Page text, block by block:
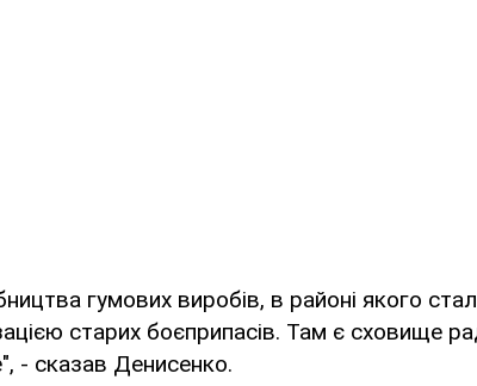
гумових виробів, в районі якого
старих боєприпасів. Там є сховище
- сказав Денисенко.